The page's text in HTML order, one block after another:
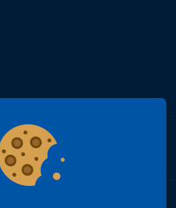
Bel met onze experts
+31(0)85 0653688